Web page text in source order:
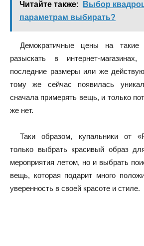
Читайте также:
Выбор
параметрам выбирать?
Демократичные цены на такие
разыскать в интернет-
последние размеры или же
тому же сейчас появилась
сначала примерять вещь, и только
же нет.
Таки образом, купальники от
только выбрать красивый образ
мероприятия летом, но и выбрать
вещь, которая подарит много
уверенность в своей красоте и стиле.